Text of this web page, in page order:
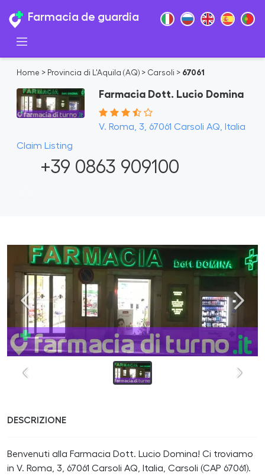
Farmacia de guardia
Home > Provincia di L'Aquila (AQ) > Carsoli > 67061
Farmacia Dott. Lucio Domina
V. Roma, 3, 67061 Carsoli AQ, Italia
Claim Listing
+39 0863 909100
DESCRIZIONE
Benvenuti alla Farmacia Dott. Lucio Domina! Ci troviamo
in V. Roma, 3, 67061 Carsoli AQ, Italia, Carsoli (CAP 67061).